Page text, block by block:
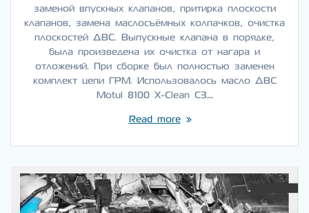
заменой впускных клапанов, притирка плоскости
клапанов, замена маслосъёмных колпачков, очистка
плоскостей ДВС. Выпускные клапана в порядке,
была произведена их очистка от нагара и
отложений. При сборке был полностью заменен
комплект цепи ГРМ. Использовалось масло ДВС
Motul 8100 X-Clean C3…
Read more